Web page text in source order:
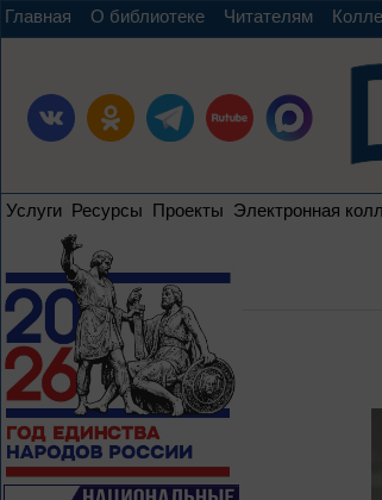
Главная О библиотеке Читателям
Услуги Ресурсы Проекты Электронная